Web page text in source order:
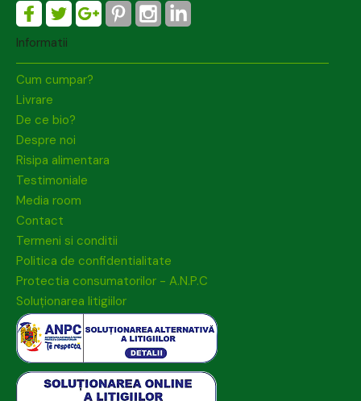
Informatii
Cum cumpar?
Livrare
De ce bio?
Despre noi
Risipa alimentara
Testimoniale
Media room
Contact
Termeni si conditii
Politica de confidentialitate
Protectia consumatorilor - A.N.P.C
Soluționarea litigiilor